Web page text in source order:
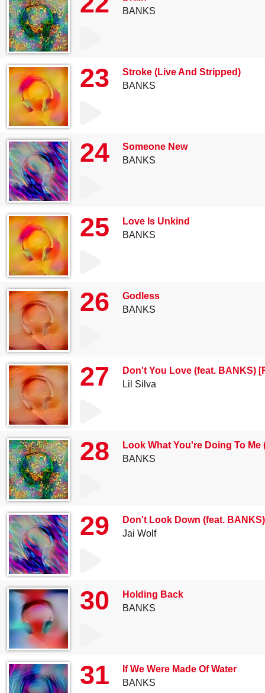
BANKS
23
Stroke (Live And Stripped)
BANKS
24
Someone New
BANKS
25
Love Is Unkind
BANKS
26
Godless
BANKS
27
Don't You Love (feat. BANKS)
Lil Silva
28
Look What You're Doing To
BANKS
29
Don't Look Down (feat. BANKS)
Jai Wolf
30
Holding Back
BANKS
31
If We Were Made Of Water
BANKS